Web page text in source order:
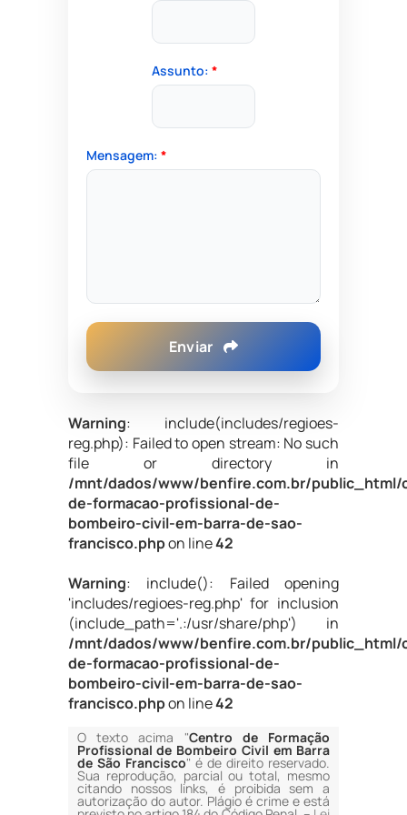
Assunto: *
Mensagem: *
Enviar
Warning: include(includes/regioes-
reg.php): Failed to open stream: No such
file or directory in
/mnt/dados/www/benfire.com.br/public_html/
de-formacao-profissional-de-
bombeiro-civil-em-barra-de-sao-
francisco.phpon line42
Warning: include(): Failed opening
'includes/regioes-reg.php' for inclusion
(include_path='.:/usr/share/php') in
/mnt/dados/www/benfire.com.br/public_html/
de-formacao-profissional-de-
bombeiro-civil-em-barra-de-sao-
francisco.phpon line42
O texto acima "Centro de Formação
Profissional de Bombeiro Civil em Barra
de São Francisco" é de direito reservado.
Sua reprodução, parcial ou total, mesmo
citando nossos links, é proibida sem a
autorização do autor. Plágio é crime e está